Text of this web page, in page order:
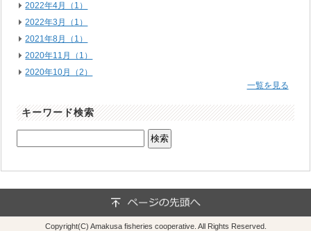
2022年4月（1）
2022年3月（1）
2021年8月（1）
2020年11月（1）
2020年10月（2）
一覧を見る
キーワード検索
Copyright(C) Amakusa fisheries cooperative. All Rights Reserved.